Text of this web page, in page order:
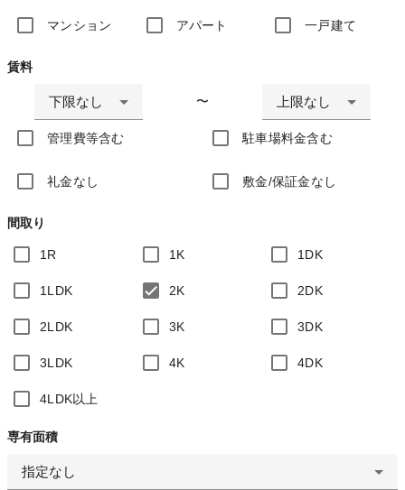
マンション アパート 一戸建て
賃料
下限なし 〜 上限なし
管理費等含む 駐車場料金含む
礼金なし 敷金/保証金なし
間取り
1R 1K 1DK
1LDK 2K 2DK
2LDK 3K 3DK
3LDK 4K 4DK
4LDK以上
専有面積
指定なし